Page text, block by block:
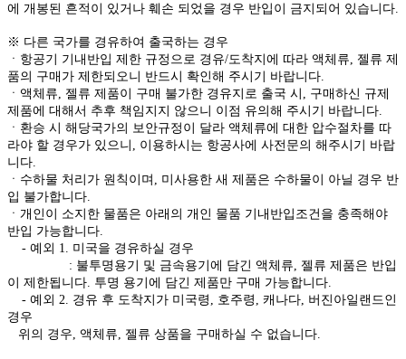
에 개봉된 흔적이 있거나 훼손 되었을 경우 반입이 금지되어 있습니다.
※ 다른 국가를 경유하여 출국하는 경우
ㆍ항공기 기내반입 제한 규정으로 경유/도착지에 따라 액체류, 젤류 제
품의 구매가 제한되오니 반드시 확인해 주시기 바랍니다.
ㆍ액체류, 젤류 제품이 구매 불가한 경유지로 출국 시, 구매하신 규제
제품에 대해서 추후 책임지지 않으니 이점 유의해 주시기 바랍니다.
ㆍ환승 시 해당국가의 보안규정이 달라 액체류에 대한 압수절차를 따
라야 할 경우가 있으니, 이용하시는 항공사에 사전문의 해주시기 바랍
니다.
ㆍ수하물 처리가 원칙이며, 미사용한 새 제품은 수하물이 아닐 경우 반
입 불가합니다.
ㆍ개인이 소지한 물품은 아래의 개인 물품 기내반입조건을 충족해야
반입 가능합니다.
- 예외 1. 미국을 경유하실 경우
: 불투명용기 및 금속용기에 담긴 액체류, 젤류 제품은 반입
이 제한됩니다. 투명 용기에 담긴 제품만 구매 가능합니다.
- 예외 2. 경유 후 도착지가 미국령, 호주령, 캐나다, 버진아일랜드인
경우
위의 경우, 액체류, 젤류 상품을 구매하실 수 없습니다.